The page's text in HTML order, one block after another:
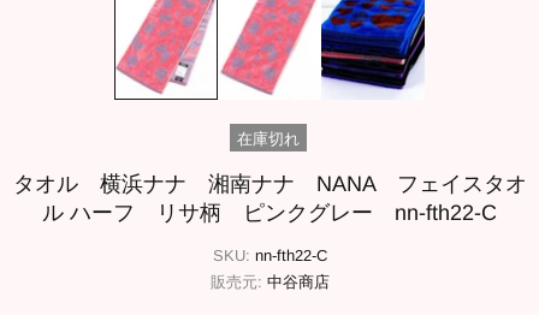
在庫切れ
タオル 横浜ナナ 湘南ナナ NANA フェイスタオ
ル ハーフ リサ柄 ピンクグレー nn-fth22-C
SKU: nn-fth22-C
販売元: 中谷商店